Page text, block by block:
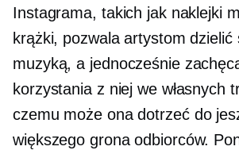
Instagrama, takich jak naklejki
krążki, pozwala artystom dzielić
muzyką, a jednocześnie
korzystania z niej we własnych
czemu może ona dotrzeć do
większego grona odbiorców.